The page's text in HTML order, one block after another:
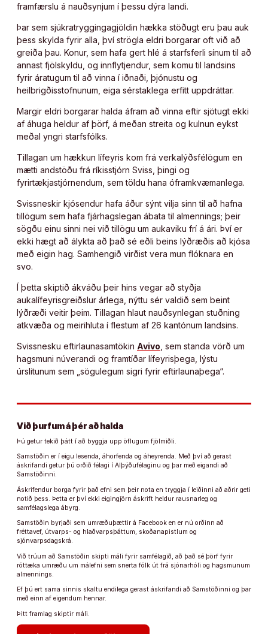
framfærslu á nauðsynjum í þessu dýra landi.
Þar sem sjúkratryggingagjöldin hækka stöðugt eru þau auk
þess skylda fyrir alla, því strögla eldri borgarar oft við að
greiða þau. Konur, sem hafa gert hlé á starfsferli sínum til að
annast fjölskyldu, og innflytjendur, sem komu til landsins
fyrir áratugum til að vinna í iðnaði, þjónustu og
heilbrigðisstofnunum, eiga sérstaklega erfitt uppdráttar.
Margir eldri borgarar halda áfram að vinna eftir sjötugt ekki
af áhuga heldur af þörf, á meðan streita og kulnun eykst
meðal yngri starfsfólks.
Tillagan um hækkun lífeyris kom frá verkalýðsfélögum en
mætti andstöðu frá ríkisstjórn Sviss, þingi og
fyrirtækjastjórnendum, sem töldu hana óframkvæmanlega.
Svissneskir kjósendur hafa áður sýnt vilja sinn til að hafna
tillögum sem hafa fjárhagslegan ábata til almennings; þeir
sögðu einu sinni nei við tillögu um aukaviku frí á ári. Því er
ekki hægt að álykta að það sé eðli beins lýðræðis að kjósa
með eigin hag. Samhengið virðist vera mun flóknara en
svo.
Í þetta skiptið ákváðu þeir hins vegar að styðja
aukalífeyrisgreiðslur árlega, nýttu sér valdið sem beint
lýðræði veitir þeim. Tillagan hlaut nauðsynlegan stuðning
atkvæða og meirihluta í flestum af 26 kantónum landsins.
Svissnesku eftirlaunasamtökin Avivo , sem standa vörð um
hagsmuni núverandi og framtíðar lífeyrisþega, lýstu
úrslitunum sem „sögulegum sigri fyrir eftirlaunaþega“.
Við þurfum á þér að halda
Þú getur tekið þátt í að byggja upp öflugum fjölmiðli.
Samstöðin er í eigu lesenda, áhorfenda og áheyrenda. Með því að gerast
áskrifandi getur þú orðið félagi í Alþýðufélaginu og þar með eigandi að
Samstöðinni.
Áskrifendur borga fyrir það efni sem þeir nota en tryggja í leiðinni að aðrir geti
notið þess. Þetta er því ekki eigingjörn áskrift heldur rausnarleg og
samfélagslega ábyrg.
Samstöðin byrjaði sem umræðuþættir á Facebook en er nú orðinn að
fréttavef, útvarps- og hlaðvarpsþáttum, skoðanapistlum og
sjónvarpsdagskrá.
Við trúum að Samstöðin skipti máli fyrir samfélagið, að það sé þörf fyrir
róttæka umræðu um málefni sem snerta fólk út frá sjónarhóli og hagsmunum
almennings.
Ef þú ert sama sinnis skaltu endilega gerast áskrifandi að Samstöðinni og þar
með einn af eigendum hennar.
Þitt framlag skiptir máli.